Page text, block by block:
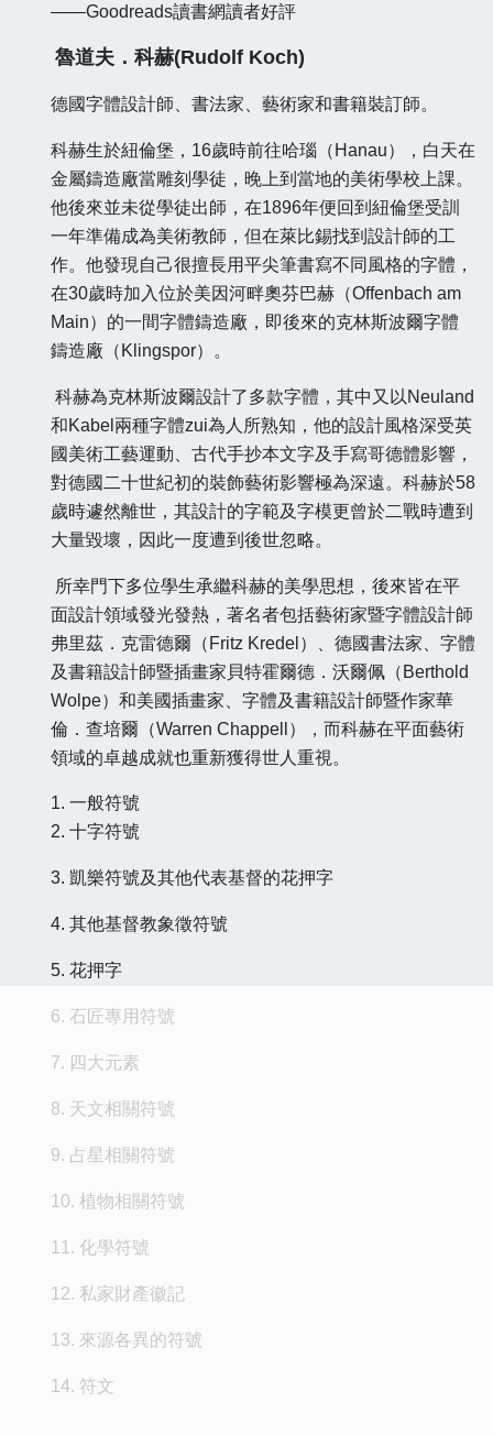
——Goodreads讀書網讀者好評
魯道夫．科赫(Rudolf Koch)
德國字體設計師、書法家、藝術家和書籍裝訂師。
科赫生於紐倫堡， 16歲時前往哈瑙（Hanau），白天在
金屬鑄造廠當雕刻學徒，晚上到當地的美術學校上課。
他後來並未從學徒出師，在1896年便回到紐倫堡受訓
一年準備成為美術教師，但在萊比錫找到設計師的工
作。他發現自己很擅長用平尖筆書寫不同風格的字體，
在30歲時加入位於美因河畔奧芬巴赫（Offenbach am
Main）的一間字體鑄造廠，即後來的克林斯波爾字體
鑄造廠（Klingspor）。
科赫為克林斯波爾設計了多款字體，其中又以 Neuland
和Kabel兩種字體zui為人所熟知，他的設計風格深受英
國美術工藝運動、古代手抄本文字及手寫哥德體影響，
對德國二十世紀初的裝飾藝術影響極為深遠。科赫於58
歲時遽然離世，其設計的字範及字模更曾於二戰時遭到
大量毀壞，因此一度遭到後世忽略。
所幸門下多位學生承繼科赫的美學思想，後來皆在平
面設計領域發光發熱，著名者包括藝術家暨字體設計師
弗里茲．克雷德爾（ Fritz Kredel）、德國書法家、字體
及書籍設計師暨插畫家貝特霍爾德．沃爾佩（Berthold
Wolpe）和美國插畫家、字體及書籍設計師暨作家華
倫．查培爾（Warren Chappell），而科赫在平面藝術
領域的卓越成就也重新獲得世人重視。
1. 一般符號
2. 十字符號
3. 凱樂符號及其他代表基督的花押字
4. 其他基督教象徵符號
5. 花押字
6. 石匠專用符號
7. 四大元素
8. 天文相關符號
9. 占星相關符號
10. 植物相關符號
11. 化學符號
12. 私家財產徽記
13. 來源各異的符號
14. 符文